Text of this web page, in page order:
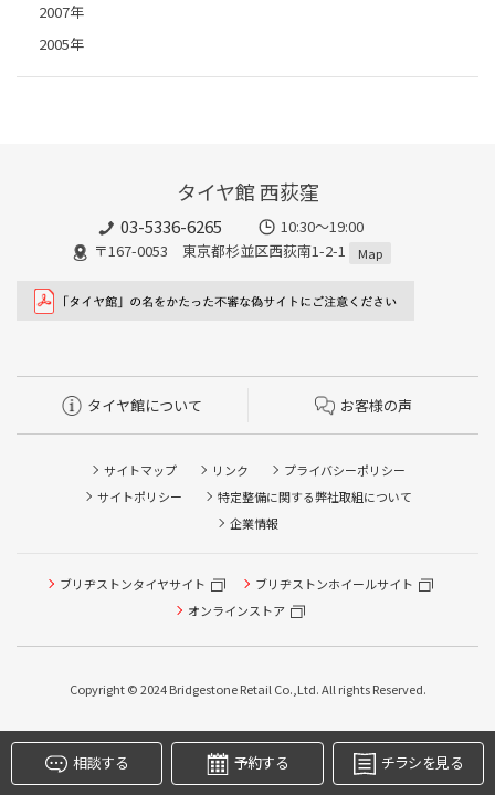
2007年
2005年
タイヤ館 西荻窪
03-5336-6265
10:30～19:00
〒167-0053 東京都杉並区西荻南1-2-1
Map
タイヤ館について お客様の声
サイトマップ リンク
プライバシーポリシー
サイトポリシー
特定整備に関する弊社取組について
企業情報
ブリヂストンタイヤサイト
ブリヂストンホイールサイト
オンラインストア
Copyright © 2024 Bridgestone Retail Co.,Ltd. All rights Reserved.
相談する 予約する チラシを見る
タイヤ点検・安全点検/タイヤ履き替え/オイル交換/その他
ピット作業の予約
本日のタイヤ履き替え順番待ち予約 ※クローク契約会員の